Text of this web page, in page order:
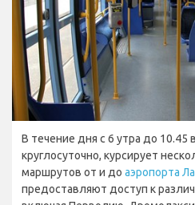
В течение дня с 6 утра до 10.45
круглосуточно, курсирует
маршрутов от и до аэропорта
предоставляют доступ к